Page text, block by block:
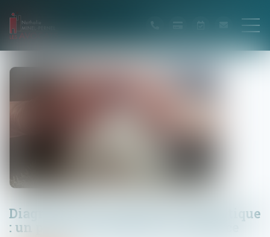
Diagnostic de performance énergétique
: un plan pour restaurer la confiance